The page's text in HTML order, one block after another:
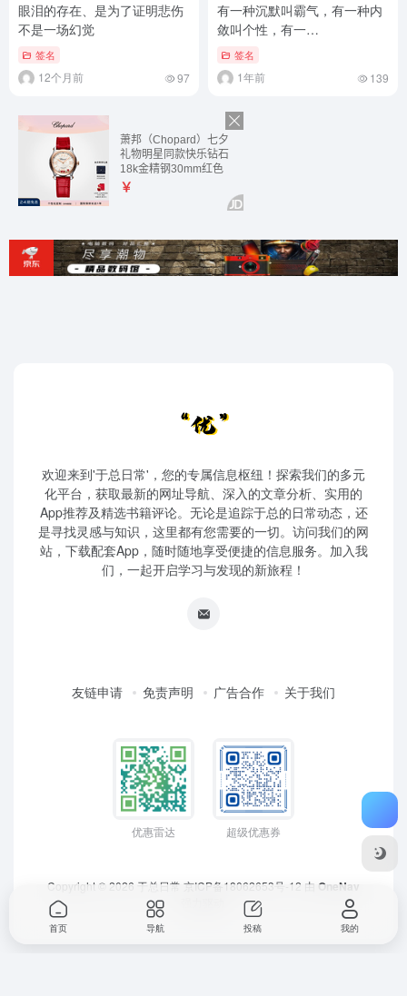
眼泪的存在、是为了证明悲伤
不是一场幻觉
签名
12个月前 97
有一种沉默叫霸气，有一种内
敛叫个性，有一…
签名
1年前 139
欢迎来到'于总日常'，您的专属信息枢纽！探索我们的多元
化平台，获取最新的网址导航、深入的文章分析、实用的
App推荐及精选书籍评论。无论是追踪于总的日常动态，还
是寻找灵感与知识，这里都有您需要的一切。访问我们的网
站，下载配套App，随时随地享受便捷的信息服务。加入我
们，一起开启学习与发现的新旅程！
友链申请 免责声明 广告合作 关于我们
优惠雷达 超级优惠券
Copyright © 2026 于总日常 京ICP备18062653号-12 由 OneNav
首页 导航 投稿 我的